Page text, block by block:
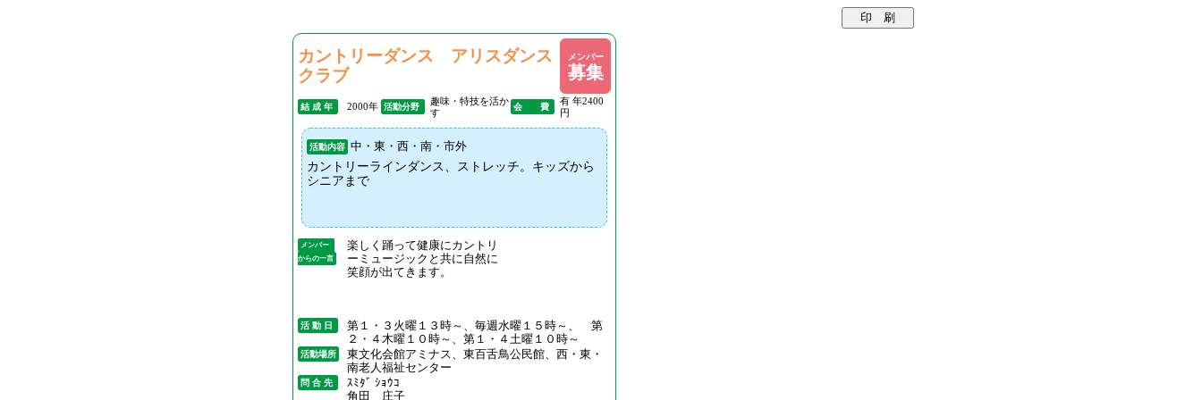
カントリーダンス アリスダンス
クラブ
メンバー
募集
結 成 年 2000年 活動分野
趣味・特技を活か
す
会 費
有 年2400
円
活動内容 中・東・西・南・市外
カントリーラインダンス、ストレッチ。キッズから
シニアまで
メンバー
からの一言
楽しく踊って健康にカントリ
ーミュージックと共に自然に
笑顔が出てきます。
活 動 日
第１・３火曜１３時～、毎週水曜１５時～、 第
２・４木曜１０時～、第１・４土曜１０時～
活動場所
東文化会館アミナス、東百舌鳥公民館、西・東・
南老人福祉センター
問 合 先
ｽﾐﾀﾞ ｼｮｳｺ
角田 庄子